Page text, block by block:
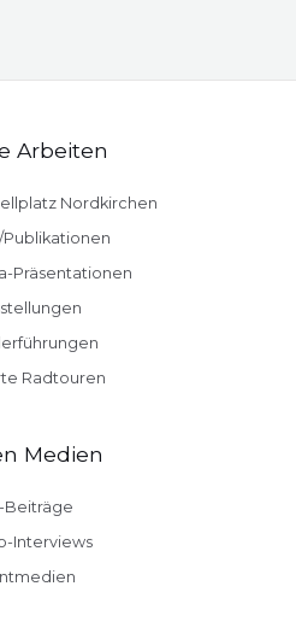
Arbeiten
Nordkirchen
Publikationen
Präsentationen
Radtouren
Medien
Beiträge
Interviews